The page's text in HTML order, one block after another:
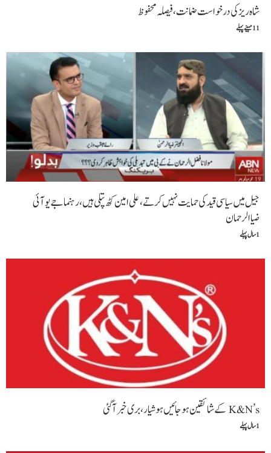
شاہ ریز کی درخواست ضمانت ، فیصلہ محفوظ
11 مہینے پہلے
جیل میں سیاسی قید کی حمایت نہیں کرتے،علی امین کٹھ پتلی ہیں،رہنما جے یوآئی
ضیاالرحمان
1 سال پہلے
K&N’s کے شائقین ہو جائیں ہو شیار،بری خبر آگئی
1 سال پہلے